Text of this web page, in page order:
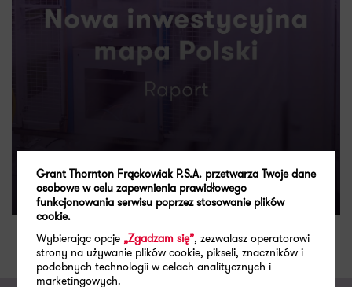
Grant Thornton Frąckowiak P.S.A. przetwarza Twoje dane
osobowe w celu zapewnienia prawidłowego
funkcjonowania serwisu poprzez stosowanie plików
cookie.
Wybierając opcje„Zgadzam się”, zezwalasz operatorowi
strony na używanie plików cookie, pikseli, znaczników i
podobnych technologii w celach analitycznych i
marketingowych.